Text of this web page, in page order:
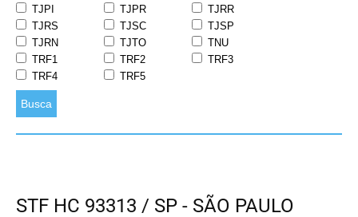
TJPI
TJPR
TJRR
TJRS
TJSC
TJSP
TJRN
TJTO
TNU
TRF1
TRF2
TRF3
TRF4
TRF5
Busca
STF HC 93313 / SP - SÃO PAULO